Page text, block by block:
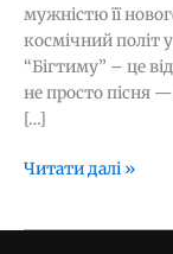
мужністю її
космічний політ
“Бігтиму” – це
не просто пісня
[…]
Читати далі »